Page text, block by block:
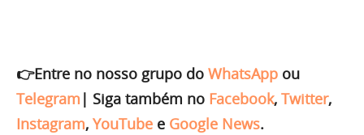
👉Entre no nosso grupo do WhatsApp ou
Telegram | Siga também no Facebook, Twitter,
Instagram, YouTube e Google News.